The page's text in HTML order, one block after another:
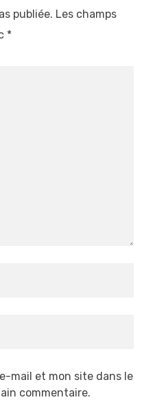
publiée. Les champs
*
mail et mon site dans le
commentaire.